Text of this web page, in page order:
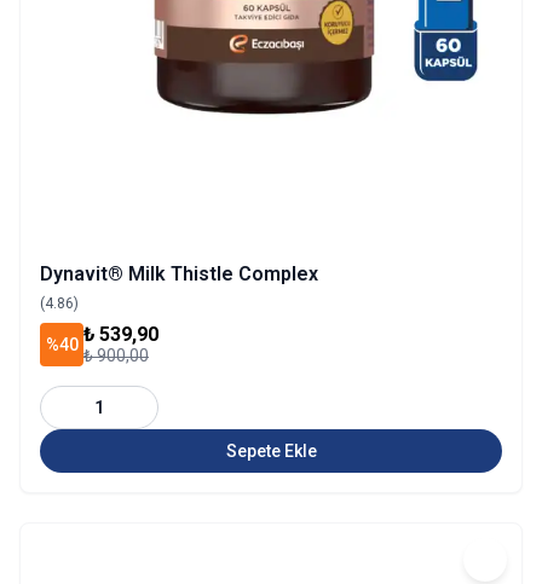
Dynavit® Milk Thistle Complex
(4.86)
%40 ₺ 539,90
₺ 900,00
1
Sepete Ekle